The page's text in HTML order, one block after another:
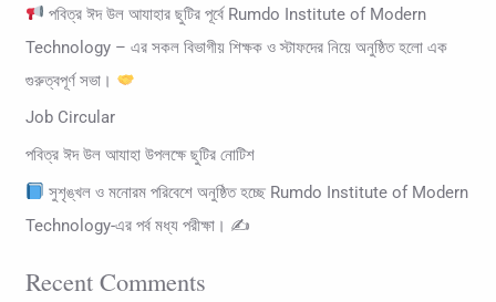
পবিত্র ঈদ উল আযাহার ছুটির পূর্বে Rumdo Institute of Modern
Technology – এর সকল বিভাগীয় শিক্ষক ও স্টাফদের নিয়ে অনুষ্ঠিত হলো এক
গুরুত্বপূর্ণ সভা।
Job Circular
পবিত্র ঈদ উল আযাহা উপলক্ষে ছুটির নোটিশ
সুশৃঙ্খল ও মনোরম পরিবেশে অনুষ্ঠিত হচ্ছে Rumdo Institute of Modern
Technology-এর পর্ব মধ্য পরীক্ষা। ✍
Recent Comments